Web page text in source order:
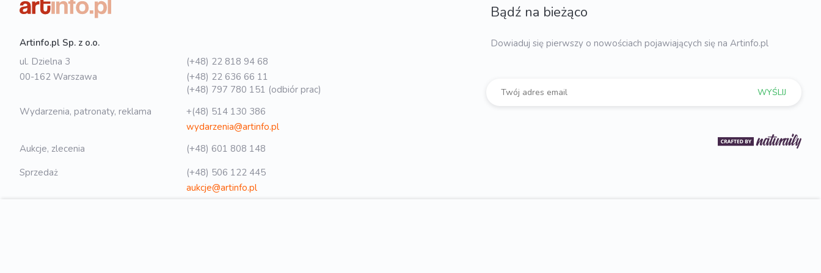
Artinfo.pl Sp. z o.o.
ul. Dzielna 3
00-162 Warszawa
(+48) 22 818 94 68
(+48) 22 636 66 11
(+48) 797 780 151 (odbiór prac)
Wydarzenia, patronaty, reklama
+(48) 514 130 386
wydarzenia@artinfo.pl
Aukcje, zlecenia
(+48) 601 808 148
Sprzedaż
(+48) 506 122 445
aukcje@artinfo.pl
Bądź na bieżąco
Dowiaduj się pierwszy o nowościach pojawiających się na Artinfo.pl
WYŚLIJ